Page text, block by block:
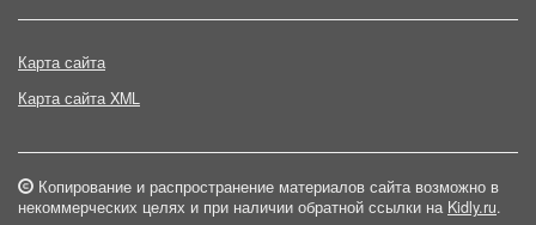
Карта сайта
Карта сайта XML
Копирование и распространение материалов сайта возможно в
некоммерческих целях и при наличии обратной ссылки на Kidly.ru.